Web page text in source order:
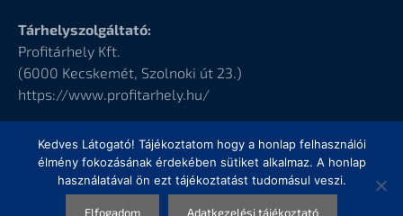
Tárhelyszolgáltató:
Profitárhely Kft.
(6000 Kecskemét, Szolnoki út 23.)
https://www.profitarhely.hu/
© Hernyák Gábor e.v.
Kedves Látogató! Tájékoztatom hogy a honlap felhasználói
élmény fokozásának érdekében sütiket alkalmaz. A honlap
használatával ön ezt tájékoztatást tudomásul veszi.
Elfogadom Adatkezelési tájékoztató